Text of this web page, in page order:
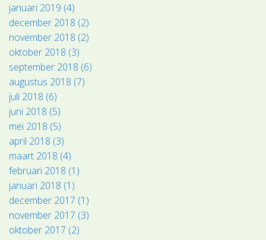
januari 2019 (4)
december 2018 (2)
november 2018 (2)
oktober 2018 (3)
september 2018 (6)
augustus 2018 (7)
juli 2018 (6)
juni 2018 (5)
mei 2018 (5)
april 2018 (3)
maart 2018 (4)
februari 2018 (1)
januari 2018 (1)
december 2017 (1)
november 2017 (3)
oktober 2017 (2)